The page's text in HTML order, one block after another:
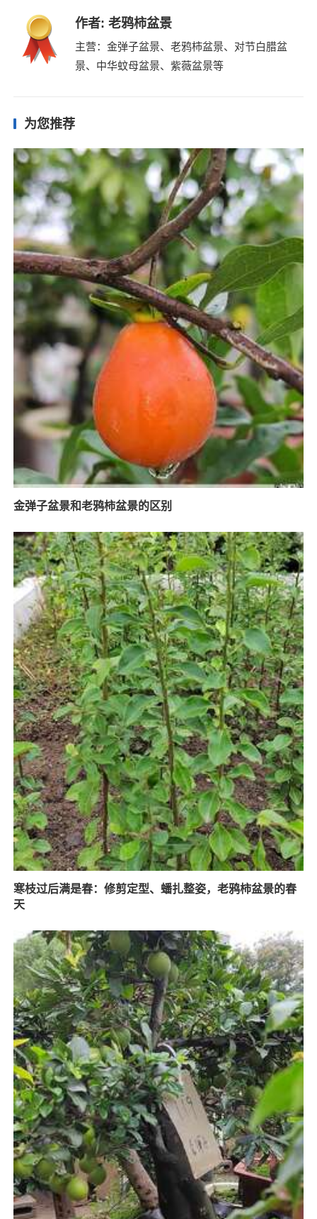
作者: 老鸦柿盆景
主营：金弹子盆景、老鸦柿盆景、对节白腊盆
景、中华蚊母盆景、紫薇盆景等
为您推荐
金弹子盆景和老鸦柿盆景的区别
寒枝过后满是春：修剪定型、蟠扎整姿，老鸦柿盆景的春
天